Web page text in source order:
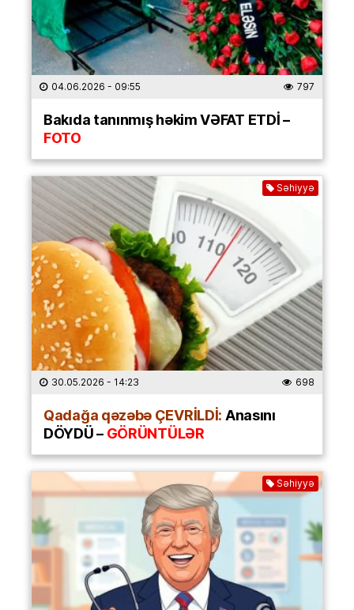
04.06.2026 - 09:55 797
Bakıda tanınmış həkim VƏFAT ETDİ –
FOTO
Səhiyyə
30.05.2026 - 14:23 698
Qadağa qəzəbə ÇEVRİLDİ:Anasını
DÖYDÜ –GÖRÜNTÜLƏR
Səhiyyə